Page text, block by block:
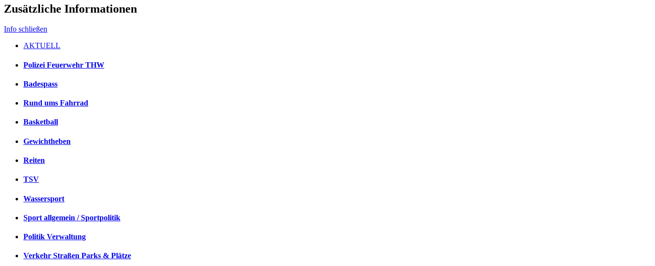
Zusätzliche Informationen
Info schließen
AKTUELL
Polizei Feuerwehr THW
Badespass
Rund ums Fahrrad
Basketball
Gewichtheben
Reiten
TSV
Wassersport
Sport allgemein / Sportpolitik
Politik Verwaltung
Verkehr Straßen Parks & Plätze